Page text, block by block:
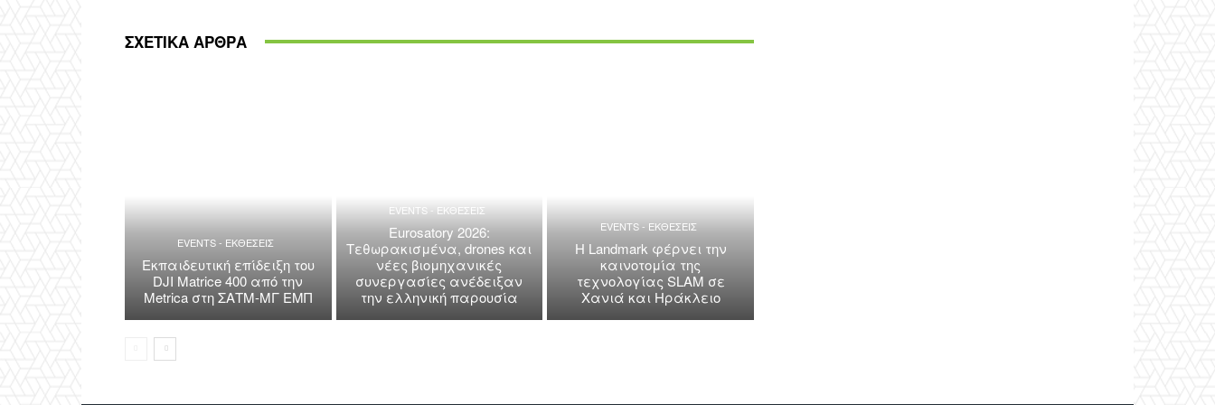
ΣΧΕΤΙΚΑ ΑΡΘΡΑ
EVENTS - ΕΚΘΕΣΕΙΣ
Εκπαιδευτική επίδειξη του
DJI Matrice 400 από την
Metrica στη ΣΑΤΜ-ΜΓ ΕΜΠ
EVENTS - ΕΚΘΕΣΕΙΣ
Eurosatory 2026:
Τεθωρακισμένα, drones και
νέες βιομηχανικές
συνεργασίες ανέδειξαν
την ελληνική παρουσία
EVENTS - ΕΚΘΕΣΕΙΣ
Η Landmark φέρνει την
καινοτομία της
τεχνολογίας SLAM σε
Χανιά και Ηράκλειο